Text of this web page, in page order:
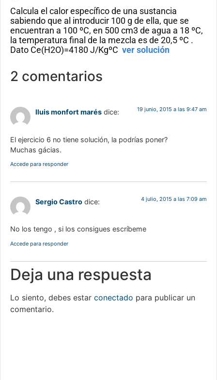
Calcula el calor específico de una sustancia
sabiendo que al introducir 100 g de ella, que se
encuentran a 100 ºC, en 500 cm3 de agua a 18 ºC,
la temperatura final de la mezcla es de 20,5 ºC .
Dato Ce(H2O)=4180 J/KgºC ver solución
2 comentarios
lluis monfort marés dice: 19 junio, 2015 a las 9:47 am
El ejercicio 6 no tiene solución, la podrías poner?
Muchas gácias.
Accede para responder
Sergio Castro dice: 4 julio, 2015 a las 7:09 am
No los tengo , si los consigues escríbeme
Accede para responder
Deja una respuesta
Lo siento, debes estar conectado para publicar un
comentario.